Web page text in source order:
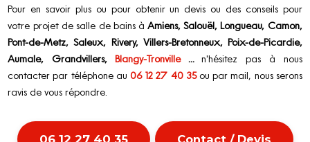
Pour en savoir plus ou pour obtenir un devis ou des conseils pour
votre projet de salle de bains à Amiens, Salouël, Longueau, Camon,
Pont-de-Metz, Saleux, Rivery, Villers-Bretonneux, Poix-de-Picardie,
Aumale, Grandvillers, Blangy-Tronville...n'hésitez pas à nous
contacter par téléphone au 06 12 27 40 35ou par mail, nous serons
ravis de vous répondre.